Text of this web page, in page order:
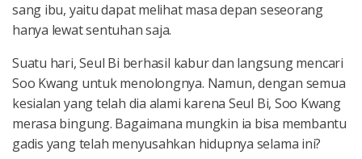
sang ibu, yaitu dapat melihat masa depan seseorang
hanya lewat sentuhan saja.
Suatu hari, Seul Bi berhasil kabur dan langsung mencari
Soo Kwang untuk menolongnya. Namun, dengan semua
kesialan yang telah dia alami karena Seul Bi, Soo Kwang
merasa bingung. Bagaimana mungkin ia bisa membantu
gadis yang telah menyusahkan hidupnya selama ini?